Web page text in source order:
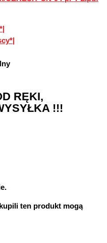
RĘKI,
!!!
ten produkt mogą